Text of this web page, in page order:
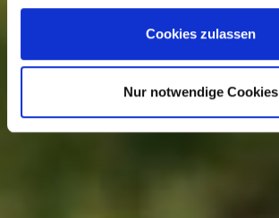
Cookies zulassen
Nur notwendige Cookies